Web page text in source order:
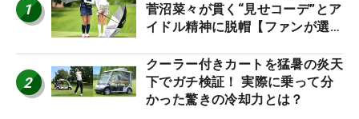
1
菅沼菜々が貫く“見せコーデ”とア
イドル精神に脱帽【ファンが選ぶ
2
クーラー付きカートを猛暑の炎天
下でガチ検証！ 実際に乗って分
かった驚きの冷却力とは？